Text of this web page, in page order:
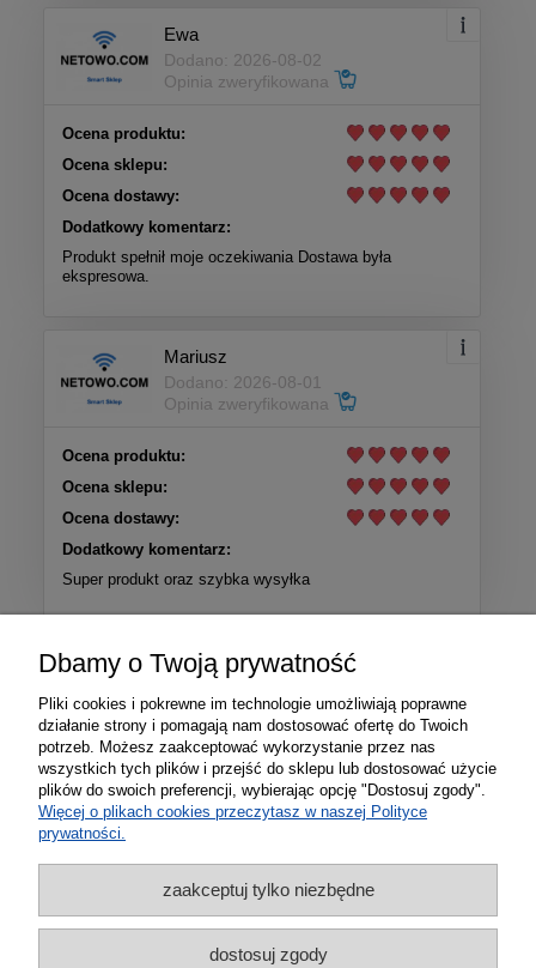
Ewa
Dodano: 2026-08-02
Opinia zweryfikowana
Ocena produktu:
Ocena sklepu:
Ocena dostawy:
Dodatkowy komentarz:
Produkt spełnił moje oczekiwania Dostawa była
ekspresowa.
Mariusz
Dodano: 2026-08-01
Opinia zweryfikowana
Ocena produktu:
Ocena sklepu:
Ocena dostawy:
Dodatkowy komentarz:
Super produkt oraz szybka wysyłka
Informacje
Dbamy o Twoją prywatność
Pliki cookies i pokrewne im technologie umożliwiają poprawne
działanie strony i pomagają nam dostosować ofertę do Twoich
potrzeb. Możesz zaakceptować wykorzystanie przez nas
wszystkich tych plików i przejść do sklepu lub dostosować użycie
plików do swoich preferencji, wybierając opcję "Dostosuj zgody".
Więcej o plikach cookies przeczytasz w naszej Polityce
prywatności.
zaakceptuj tylko niezbędne
dostosuj zgody